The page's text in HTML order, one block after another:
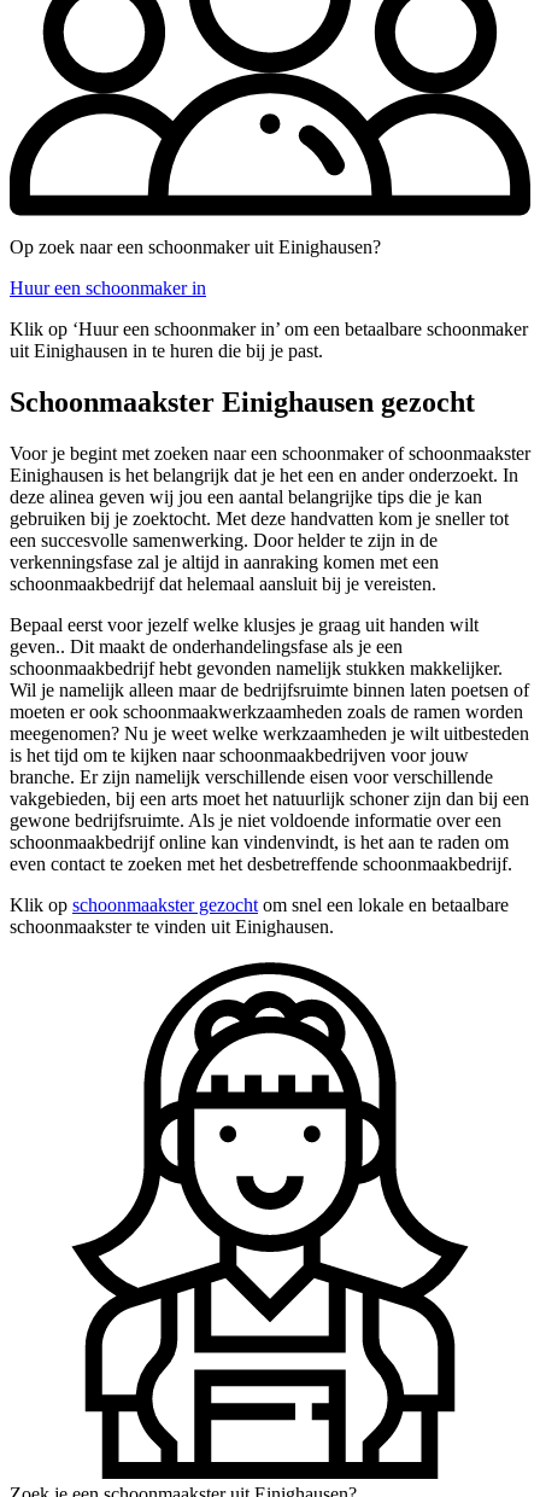
Op zoek naar een schoonmaker uit Einighausen?
Huur een schoonmaker in
Klik op ‘Huur een schoonmaker in’ om een betaalbare schoonmaker
uit Einighausen in te huren die bij je past.
Schoonmaakster Einighausen gezocht
Voor je begint met zoeken naar een schoonmaker of schoonmaakster
Einighausen is het belangrijk dat je het een en ander onderzoekt. In
deze alinea geven wij jou een aantal belangrijke tips die je kan
gebruiken bij je zoektocht. Met deze handvatten kom je sneller tot
een succesvolle samenwerking. Door helder te zijn in de
verkenningsfase zal je altijd in aanraking komen met een
schoonmaakbedrijf dat helemaal aansluit bij je vereisten.
Bepaal eerst voor jezelf welke klusjes je graag uit handen wilt
geven.. Dit maakt de onderhandelingsfase als je een
schoonmaakbedrijf hebt gevonden namelijk stukken makkelijker.
Wil je namelijk alleen maar de bedrijfsruimte binnen laten poetsen of
moeten er ook schoonmaakwerkzaamheden zoals de ramen worden
meegenomen? Nu je weet welke werkzaamheden je wilt uitbesteden
is het tijd om te kijken naar schoonmaakbedrijven voor jouw
branche. Er zijn namelijk verschillende eisen voor verschillende
vakgebieden, bij een arts moet het natuurlijk schoner zijn dan bij een
gewone bedrijfsruimte. Als je niet voldoende informatie over een
schoonmaakbedrijf online kan vindenvindt, is het aan te raden om
even contact te zoeken met het desbetreffende schoonmaakbedrijf.
Klik op schoonmaakster gezocht om snel een lokale en betaalbare
schoonmaakster te vinden uit Einighausen.